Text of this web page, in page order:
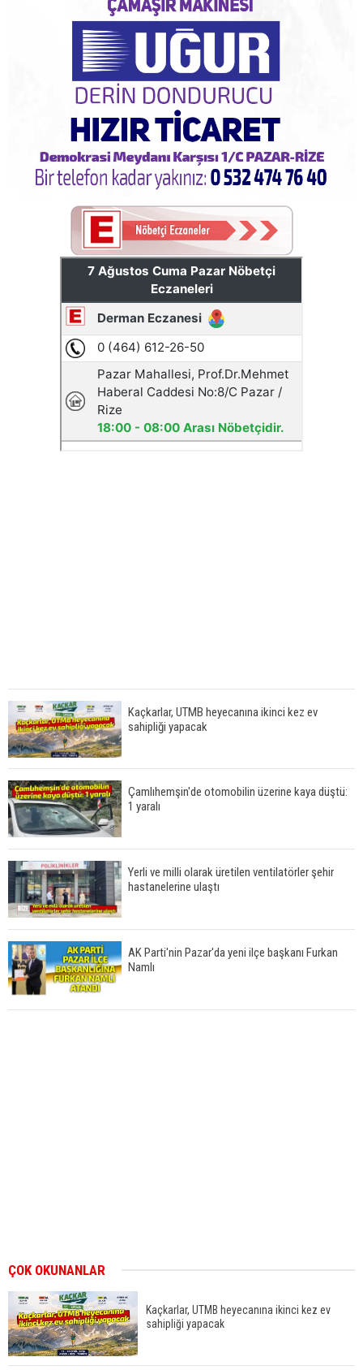
Kaçkarlar, UTMB heyecanına ikinci kez ev
sahipliği yapacak
Çamlıhemşin'de otomobilin üzerine kaya düştü:
1 yaralı
Yerli ve milli olarak üretilen ventilatörler şehir
hastanelerine ulaştı
AK Parti'nin Pazar'da yeni ilçe başkanı Furkan
Namlı
ÇOK OKUNANLAR
Kaçkarlar, UTMB heyecanına ikinci kez ev
sahipliği yapacak